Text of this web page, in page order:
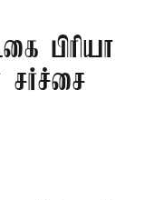
பிரியா
சர்ச்சை